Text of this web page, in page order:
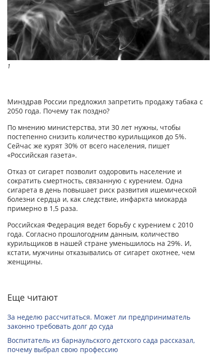
1
Минздрав России предложил запретить продажу табака с
2050 года. Почему так поздно?
По мнению министерства, эти 30 лет нужны, чтобы
постепенно снизить количество курильщиков до 5%.
Сейчас же курят 30% от всего населения, пишет
«Российская газета».
Отказ от сигарет позволит оздоровить население и
сократить смертность, связанную с курением. Одна
сигарета в день повышает риск развития ишемической
болезни сердца и, как следствие, инфаркта миокарда
примерно в 1,5 раза.
Российская Федерация ведет борьбу с курением с 2010
года. Согласно прошлогодним данным, количество
курильщиков в нашей стране уменьшилось на 29%. И,
кстати, мужчины отказывались от сигарет охотнее, чем
женщины.
Еще читают
За неделю рассчитаться. Может ли предприниматель
законно требовать долг до суда
Воспитатель из барнаульского детского сада рассказал,
почему выбрал свою профессию